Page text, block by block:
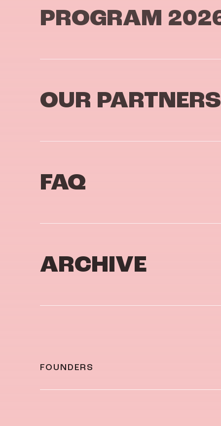
PROGRAM
OUR PARTNERS
FAQ
ARCHIVE
FOUNDERS